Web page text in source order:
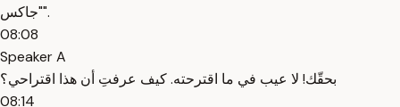
"جاكس".
08:08
Speaker A
بحقّك! لا عيب في ما اقترحته. كيف عرفتِ أن هذا اقتراحي؟
08:14